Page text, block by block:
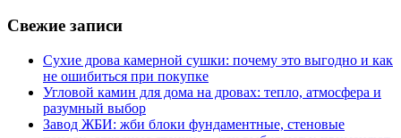
Свежие записи
Сухие дрова камерной сушки: почему это выгодно и как
не ошибиться при покупке
Угловой камин для дома на дровах: тепло, атмосфера и
разумный выбор
Завод ЖБИ: жби блоки фундаментные, стеновые